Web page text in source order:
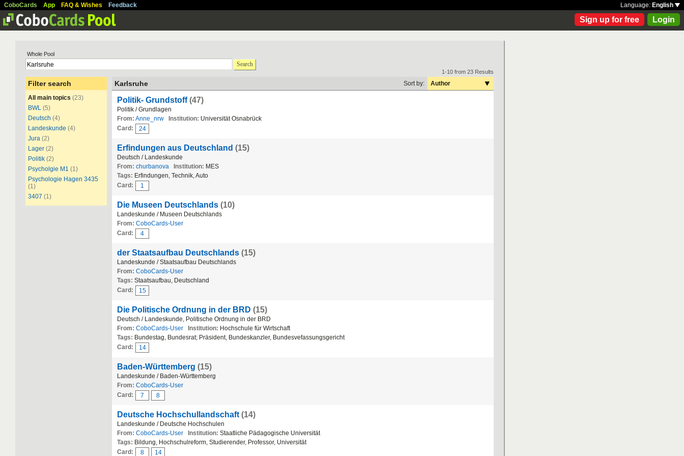
CoboCards App FAQ & Wishes Feedback Language: English
Sign up for free Login
Whole Pool
Search
Filter search
All main topics (23)
BWL (5)
Deutsch (4)
Landeskunde (4)
Jura (2)
Lager (2)
Politik (2)
Psycholgie M1 (1)
Psychologie Hagen 3435
(1)
3407 (1)
1-10 from 23 Results
Karlsruhe Sort by: Author
Politik- Grundstoff (47)
Politik / Grundlagen
From: Anne_nrw Institution: Universität Osnabrück
Card:
24
Erfindungen aus Deutschland (15)
Deutsch / Landeskunde
From: churbanova Institution: MES
Tags: Erfindungen, Technik, Auto
Card:
1
Die Museen Deutschlands (10)
Landeskunde / Museen Deutschlands
From: CoboCards-User
Card:
4
der Staatsaufbau Deutschlands (15)
Landeskunde / Staatsaufbau Deutschlands
From: CoboCards-User
Tags: Staatsaufbau, Deutschland
Card:
15
Die Politische Ordnung in der BRD (15)
Deutsch / Landeskunde, Politische Ordnung in der BRD
From: CoboCards-User Institution: Hochschule für Wirtschaft
Tags: Bundestag, Bundesrat; Präsident, Bundeskanzler, Bundesvefassungsgericht
Card:
14
Baden-Württemberg (15)
Landeskunde / Baden-Württemberg
From: CoboCards-User
Card:
7 8
Deutsche Hochschullandschaft (14)
Landeskunde / Deutsche Hochschulen
From: CoboCards-User Institution: Staatliche Pädagogische Universität
Tags: Bildung, Hochschulreform, Studierender, Professor, Universität
Card:
8 14